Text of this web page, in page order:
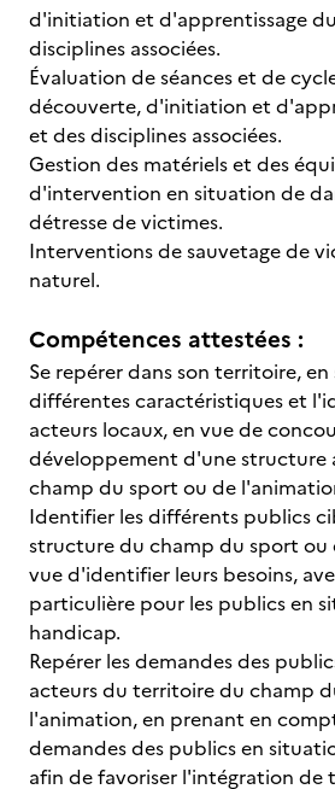
d'initiation et d'apprentissage
disciplines associées.
Évaluation de séances et de
découverte, d'initiation et
et des disciplines associées.
Gestion des matériels et des
d'intervention en situation de
détresse de victimes.
Interventions de sauvetage de
naturel.
Compétences attestées :
Se repérer dans son territoire,
différentes caractéristiques et
acteurs locaux, en vue de
développement d'une structure
champ du sport ou de
Identifier les différents publics
structure du champ du sport ou
vue d'identifier leurs besoins,
particulière pour les publics en
handicap.
Repérer les demandes des
acteurs du territoire du champ
l'animation, en prenant en
demandes des publics en
afin de favoriser l'intégration de